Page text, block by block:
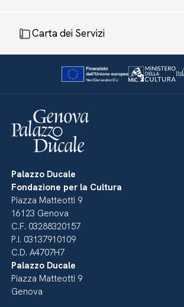
Carta dei Servizi
Palazzo Ducale
Fondazione per la Cultura
Piazza Matteotti 9
16123 Genova
C.F. 03288320157
P.I. 03137910109
C.D. A4707H7
Palazzo Ducale
Piazza Matteotti 9
Genova